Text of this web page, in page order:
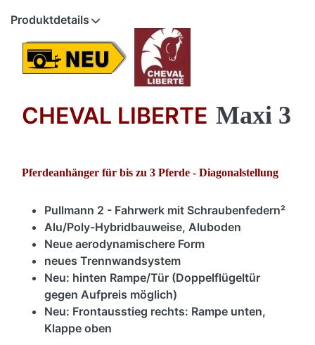
Produktdetails
CHEVAL LIBERTE Maxi 3
Pferdeanhänger für bis zu 3 Pferde - Diagonalstellung
Pullmann 2 - Fahrwerk mit Schraubenfedern²
Alu/Poly-Hybridbauweise, Aluboden
Neue aerodynamischere Form
neues Trennwandsystem
Neu: hinten Rampe/Tür (Doppelflügeltür
gegen Aufpreis möglich)
Neu: Frontausstieg rechts: Rampe unten,
Klappe oben